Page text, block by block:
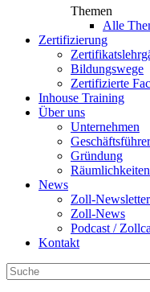
Themen
Alle
Zertifizierung
Bildungswege
Zertifizierte
Inhouse Training
Über uns
Unternehmen
Geschäftsführer
Gründung
Räumlichkeiten
News
Zoll-Newsletter
Zoll-News
Podcast /
Kontakt